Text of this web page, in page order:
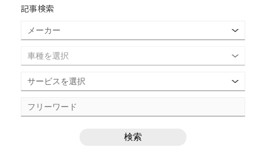
記事検索